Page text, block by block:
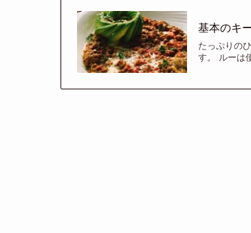
基本のキ
たっぷりの
す。 ルーは